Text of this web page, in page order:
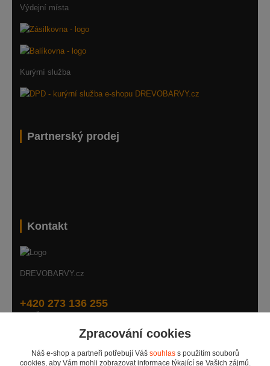
Výdejní místa
Kurýrní služba
Partnerský prodej
Kontakt
DREVOBARVY.cz
+420 273 136 255
Po - Čt: 8:00 - 17:00, Pá: 8:00 - 14:30
info@drevobarvy.czZpracování cookies
Náš e-shop a partneři potřebují Váš souhlass použitím souborů
cookies, aby Vám mohli zobrazovat informace týkající se Vašich zájmů.